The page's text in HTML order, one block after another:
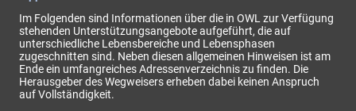
Im Folgenden sind Informationen über die in OWL zur Verfügung
stehenden Unterstützungsangebote aufgeführt, die auf
unterschiedliche Lebensbereiche und Lebensphasen
zugeschnitten sind. Neben diesen allgemeinen Hinweisen ist am
Ende ein umfangreiches Adressenverzeichnis zu finden. Die
Herausgeber des Wegweisers erheben dabei keinen Anspruch
auf Vollständigkeit.